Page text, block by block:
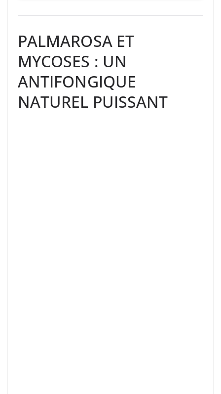
PALMAROSA ET
MYCOSES : UN
ANTIFONGIQUE
NATUREL PUISSANT